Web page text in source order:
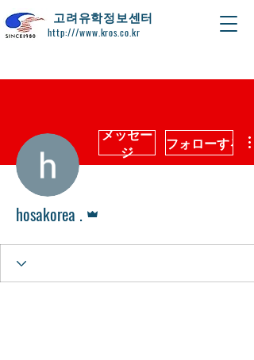
​고려유학정보센터
http:///www.kros.co.kr
メッセー
ジ
フォローする
hosakorea .